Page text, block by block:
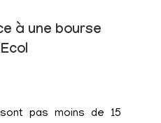
à une bourse
pas moins de 15